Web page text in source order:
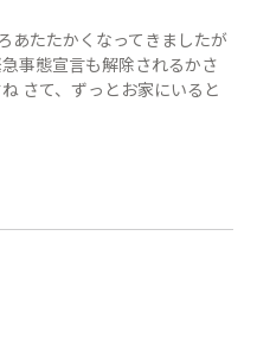
あたたかくなってきましたが
事態宣言も解除されるかさ
さて、ずっとお家にいると